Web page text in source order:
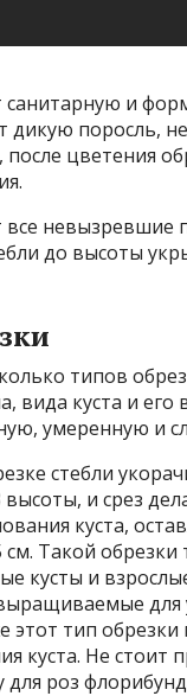
санитарную и
дикую поросль,
после цветения
невызревшие
до высоты
типов
вида куста и его
умеренную и
стебли
и срез
куста,
Такой обрезки
кусты и
для
этот тип
куста. Не стоит
для роз